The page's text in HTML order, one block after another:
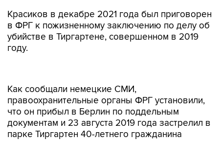
Красиков в декабре 2021 года был приговорен
в ФРГ к пожизненному заключению по делу об
убийстве в Тиргартене, совершенном в 2019
году.
что он прибыл в Берлин по поддельным
документам и 23 августа 2019 года застрелил в
парке Тиргартен 40-летнего гражданина
Грузии Зелимхана Хангошвили. Суд счел, что
заказ на убийство гражданина Грузии